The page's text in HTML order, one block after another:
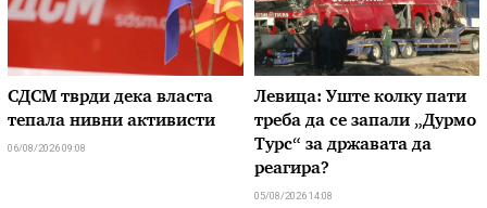
СДСМ тврди дека власта
тепала нивни активисти
06/08/2026 09:08
Левица: Уште колку пати
треба да се запали „Дурмо
Турс“ за државата да
реагира?
05/08/2026 14:08